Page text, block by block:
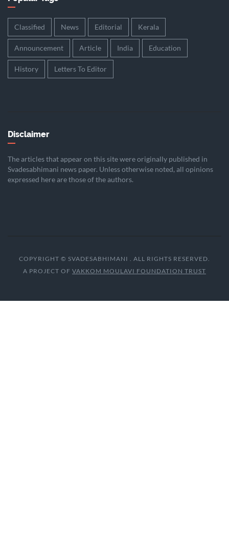
Classified News Editorial Kerala
Announcement Article India Education
History Letters To Editor
Disclaimer
The articles that appear on this site were originally published in
Svadesabhimani news paper. Unless otherwise noted, all opinions
expressed here are those of the authors.
COPYRIGHT © SVADESABHIMANI . ALL RIGHTS RESERVED.
A PROJECT OF VAKKOM MOULAVI FOUNDATION TRUST